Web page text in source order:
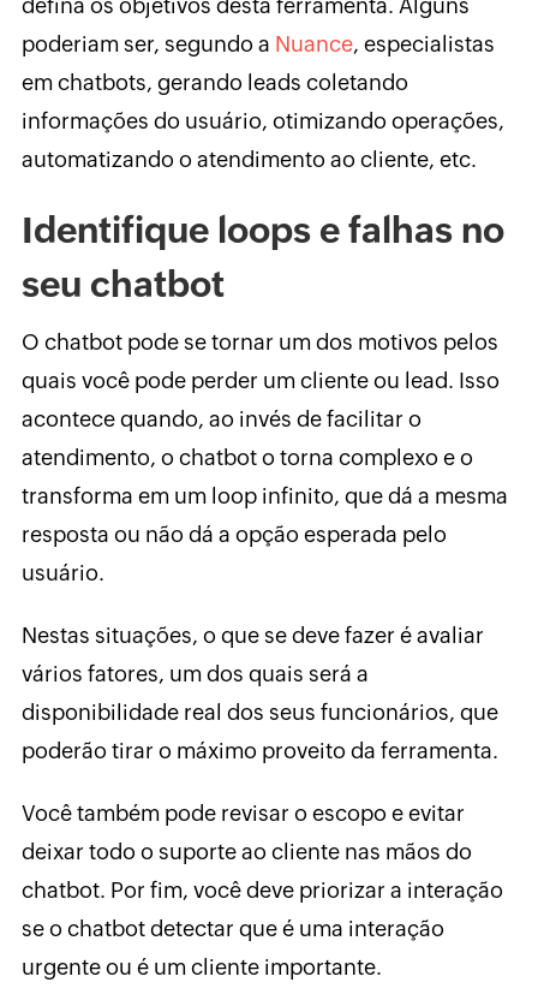
defina os objetivos desta ferramenta. Alguns
poderiam ser, segundo a Nuance, especialistas
em chatbots, gerando leads coletando
informações do usuário, otimizando operações,
automatizando o atendimento ao cliente, etc.
Identifique loops e falhas no
seu chatbot
O chatbot pode se tornar um dos motivos pelos
quais você pode perder um cliente ou lead. Isso
acontece quando, ao invés de facilitar o
atendimento, o chatbot o torna complexo e o
transforma em um loop infinito, que dá a mesma
resposta ou não dá a opção esperada pelo
usuário.
Nestas situações, o que se deve fazer é avaliar
vários fatores, um dos quais será a
disponibilidade real dos seus funcionários, que
poderão tirar o máximo proveito da ferramenta.
Você também pode revisar o escopo e evitar
deixar todo o suporte ao cliente nas mãos do
chatbot. Por fim, você deve priorizar a interação
se o chatbot detectar que é uma interação
urgente ou é um cliente importante.